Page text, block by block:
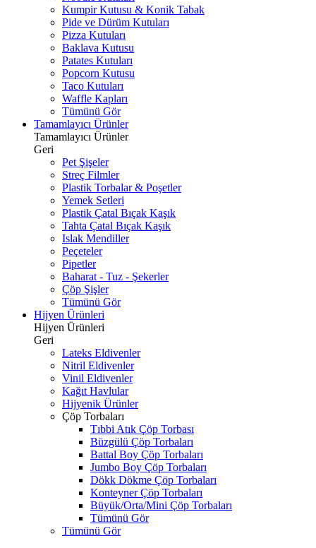
Kumpir Kutusu & Konik Tabak
Pide ve Dürüm Kutuları
Pizza Kutuları
Baklava Kutusu
Patates Kutuları
Popcorn Kutusu
Taco Kutuları
Waffle Kapları
Tümünü Gör
Tamamlayıcı Ürünler
Tamamlayıcı Ürünler
Geri
Pet Şişeler
Streç Filmler
Plastik Torbalar & Poşetler
Yemek Setleri
Plastik Çatal Bıçak Kaşık
Tahta Çatal Bıçak Kaşık
Islak Mendiller
Peçeteler
Pipetler
Baharat - Tuz - Şekerler
Çöp Şişler
Tümünü Gör
Hijyen Ürünleri
Hijyen Ürünleri
Geri
Lateks Eldivenler
Nitril Eldivenler
Vinil Eldivenler
Kağıt Havlular
Hijyenik Ürünler
Çöp Torbaları
Tıbbi Atık Çöp Torbası
Büzgülü Çöp Torbaları
Battal Boy Çöp Torbaları
Jumbo Boy Çöp Torbaları
Dökk Dökme Çöp Torbaları
Konteyner Çöp Torbaları
Büyük/Orta/Mini Çöp Torbaları
Tümünü Gör
Tümünü Gör